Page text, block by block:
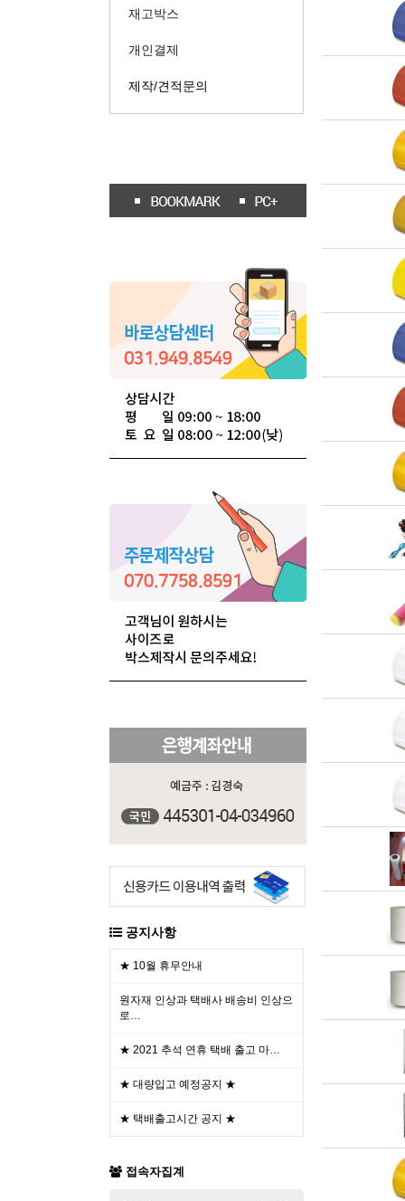
재고박스
개인결제
제작/견적문의
공지사항
★ 10월 휴무안내
원자재 인상과 택배사 배송비 인상으
로…
★ 2021 추석 연휴 택배 출고 마…
★ 대량입고 예정공지 ★
★ 택배출고시간 공지 ★
접속자집계